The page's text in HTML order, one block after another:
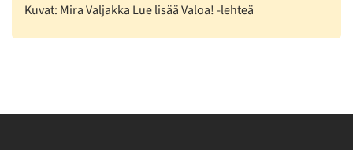
Kuvat: Mira Valjakka Lue lisää Valoa! -lehteä